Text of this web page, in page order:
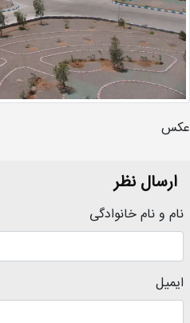
عکس
ارسال نظر
نام و نام خانوادگی
ایمیل